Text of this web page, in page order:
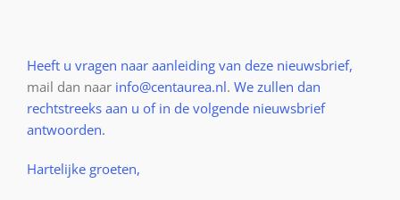
Heeft u vragen naar aanleiding van deze nieuwsbrief,
mail dan naar info@centaurea.nl. We zullen dan
rechtstreeks aan u of in de volgende nieuwsbrief
antwoorden.
Hartelijke groeten,